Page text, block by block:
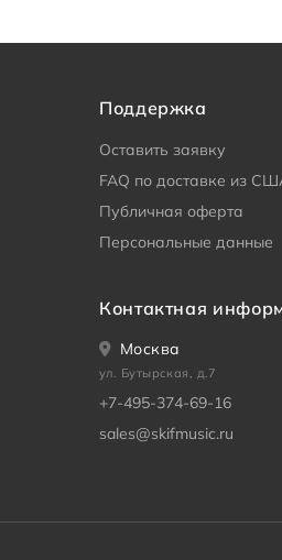
Поддержка
Оставить заявку
FAQ по доставке из
Публичная оферта
Персональные данные
Контактная
Москва
ул. Бутырская, д.7
+7-495-374-69-16
sales@skifmusic.ru